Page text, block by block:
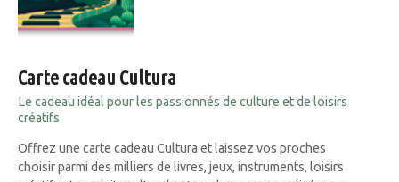
Carte cadeau Cultura
Le cadeau idéal pour les passionnés de culture et de loisirs
créatifs
Offrez une carte cadeau Cultura et laissez vos proches
choisir parmi des milliers de livres, jeux, instruments, loisirs